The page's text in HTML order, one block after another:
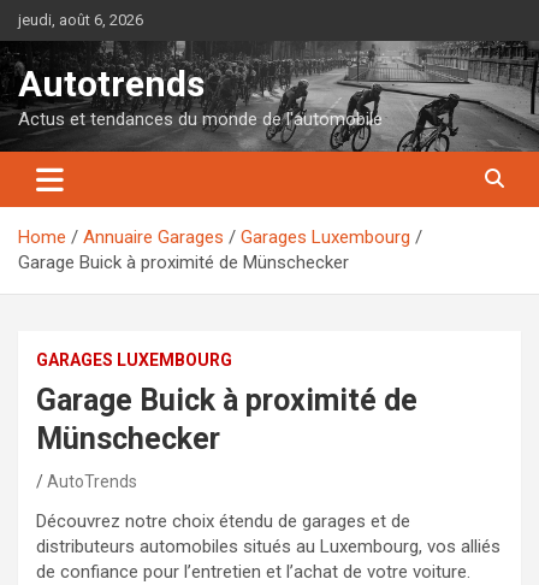
Skip
to
content
jeudi, août 6, 2026
Autotrends
Actus et tendances du monde de l'automobile
Home Annuaire Garages
Garages Luxembourg
Garage Buick à proximité de Münschecker
GARAGES LUXEMBOURG
Garage Buick à proximité de
Münschecker
AutoTrends
Découvrez notre choix étendu de garages et de
distributeurs automobiles situés au Luxembourg, vos alliés
de confiance pour l’entretien et l’achat de votre voiture.